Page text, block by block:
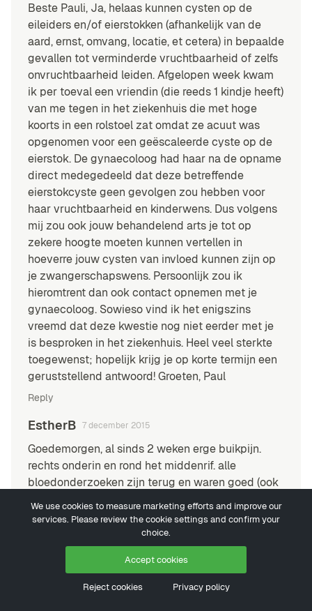
Beste Pauli, Ja, helaas kunnen cysten op de
eileiders en/of eierstokken (afhankelijk van de
aard, ernst, omvang, locatie, et cetera) in bepaalde
gevallen tot verminderde vruchtbaarheid of zelfs
onvruchtbaarheid leiden. Afgelopen week kwam
ik per toeval een vriendin (die reeds 1 kindje heeft)
van me tegen in het ziekenhuis die met hoge
koorts in een rolstoel zat omdat ze acuut was
opgenomen voor een geëscaleerde cyste op de
eierstok. De gynaecoloog had haar na de opname
direct medegedeeld dat deze betreffende
eierstokcyste geen gevolgen zou hebben voor
haar vruchtbaarheid en kinderwens. Dus volgens
mij zou ook jouw behandelend arts je tot op
zekere hoogte moeten kunnen vertellen in
hoeverre jouw cysten van invloed kunnen zijn op
je zwangerschapswens. Persoonlijk zou ik
hieromtrent dan ook contact opnemen met je
gynaecoloog. Sowieso vind ik het enigszins
vreemd dat deze kwestie nog niet eerder met je
is besproken in het ziekenhuis. Heel veel sterkte
toegewenst; hopelijk krijg je op korte termijn een
geruststellend antwoord! Groeten, Paul
Reply
EstherB 7 december 2015
Goedemorgen, al sinds 2 weken erge buikpijn.
rechts onderin en rond het middenrif. alle
bloedonderzoeken zijn terug en waren goed (ook
ik morfine maar nog voel ik de pijn er doorheen.
Gynaecoloog zag geen bijzonderheden. het
begon 2 weken terug acuut. met ambulance naar
het ziekenhuis gebracht. door de morfine heen
werd ik nog gek van de pijn. ik slik nu 4x kort
We use cookies to measure marketing efforts and improve our
services. Please review the cookie settings and confirm your
choice.
Accept cookies
Reject cookies Privacy policy